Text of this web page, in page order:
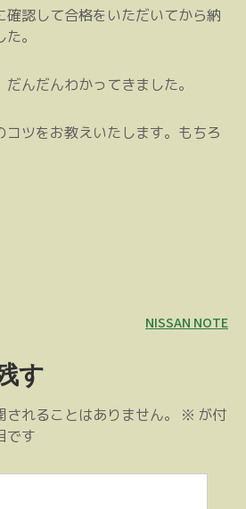
確認して合格をいただいてから納
。
だんだんわかってきました。
コツをお教えいたします。もちろ
NISSAN NOTE
す
れることはありません。 ※ が付
です